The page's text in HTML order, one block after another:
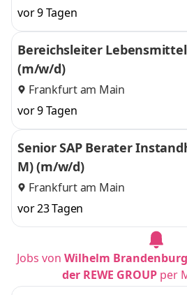
vor 9 Tagen
Bereichsleiter
(m/w/d)
Frankfurt am Main
vor 9 Tagen
Senior SAP Berater
M) (m/w/d)
Frankfurt am Main
vor 23 Tagen
Jobs von Wilhelm
der REWE GROUP per